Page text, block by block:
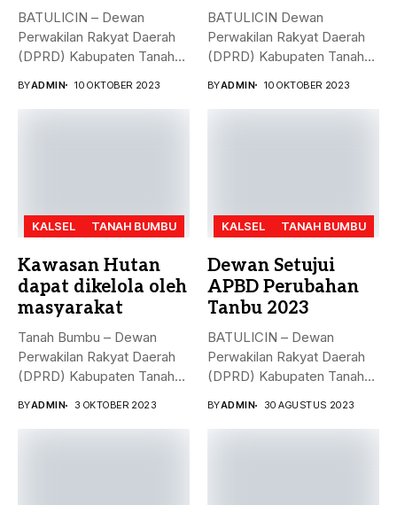
BATULICIN – Dewan
Perwakilan Rakyat Daerah
(DPRD) Kabupaten Tanah
BYADMIN 10 OKTOBER 2023
BATULICIN Dewan
Perwakilan Rakyat Daerah
(DPRD) Kabupaten Tanah
BYADMIN 10 OKTOBER 2023
KALSEL TANAH BUMBU
Kawasan Hutan
dapat dikelola oleh
masyarakat
Tanah Bumbu – Dewan
Perwakilan Rakyat Daerah
(DPRD) Kabupaten Tanah
BYADMIN 3 OKTOBER 2023
KALSEL TANAH BUMBU
Dewan Setujui
APBD Perubahan
Tanbu 2023
BATULICIN – Dewan
Perwakilan Rakyat Daerah
(DPRD) Kabupaten Tanah
BYADMIN 30 AGUSTUS 2023